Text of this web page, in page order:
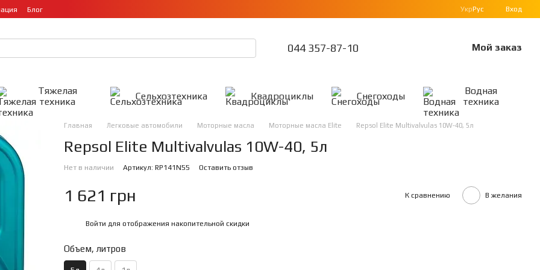
Блог УкрРус Вход
044 357-87-10 Мой заказ
Тяжелая
техника
Сельхозтехника Квадроциклы Снегоходы
Водная
техника
Главная Легковые автомобили Моторные масла Моторные масла Elite Repsol Elite Multivalvulas 10W-40, 5л
Repsol Elite Multivalvulas 10W-40, 5л
Нет в наличии Артикул: RP141N55 Оставить отзыв
1 621 грн К сравнению В желания
Войти для отображения накопительной скидки
Объем, литров